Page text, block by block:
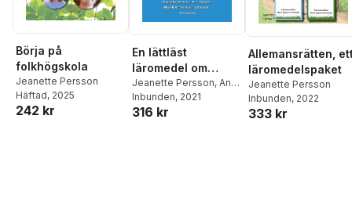
Börja på
folkhögskola
Jeanette Persson
Häftad, 2025
242 kr
En lättläst
läromedel om
mänskliga
rättigheter
Jeanette Persson, Ann
Gomér
Inbunden, 2021
316 kr
Allemansrätten,
läromedelspaket
Jeanette Persson
Inbunden, 2022
333 kr